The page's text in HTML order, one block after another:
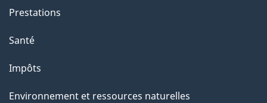
"
Prestations
Santé
Impôts
Environnement et ressources naturelles